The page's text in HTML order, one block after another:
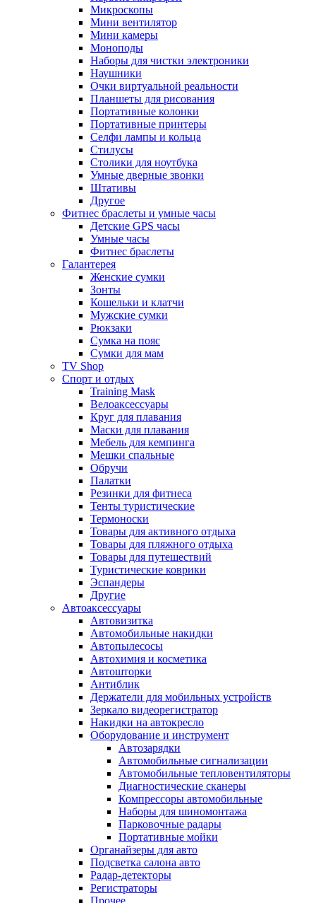
Микроскопы
Мини вентилятор
Мини камеры
Моноподы
Наборы для чистки электроники
Наушники
Очки виртуальной реальности
Планшеты для рисования
Портативные колонки
Портативные принтеры
Селфи лампы и кольца
Стилусы
Столики для ноутбука
Умные дверные звонки
Штативы
Другое
Фитнес браслеты и умные часы
Детские GPS часы
Умные часы
Фитнес браслеты
Галантерея
Женские сумки
Зонты
Кошельки и клатчи
Мужские сумки
Рюкзаки
Сумка на пояс
Сумки для мам
TV Shop
Спорт и отдых
Training Mask
Велоаксессуары
Круг для плавания
Маски для плавания
Мебель для кемпинга
Мешки спальные
Обручи
Палатки
Резинки для фитнеса
Тенты туристические
Термоноски
Товары для активного отдыха
Товары для пляжного отдыха
Товары для путешествий
Туристические коврики
Эспандеры
Другие
Автоаксессуары
Автовизитка
Автомобильные накидки
Автопылесосы
Автохимия и косметика
Автошторки
Антиблик
Держатели для мобильных устройств
Зеркало видеорегистратор
Накидки на автокресло
Оборудование и инструмент
Автозарядки
Автомобильные сигнализации
Автомобильные тепловентиляторы
Диагностические сканеры
Компрессоры автомобильные
Наборы для шиномонтажа
Парковочные радары
Портативные мойки
Органайзеры для авто
Подсветка салона авто
Радар-детекторы
Регистраторы
Прочее